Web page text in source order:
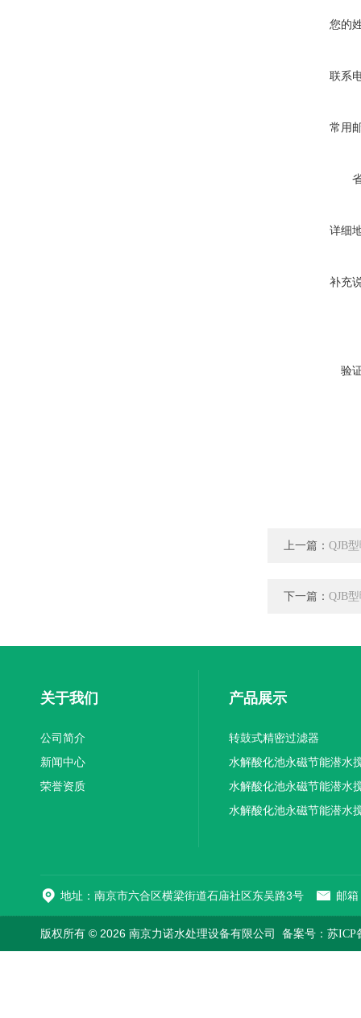
您的
联系
常用
详细
补充
验
上一篇： QJB
下一篇： QJB
关于我们
公司简介
新闻中心
荣誉资质
产品展示
转鼓式精密过滤器
水解酸化池永磁节能潜水
机厂家供应
水解酸化池永磁节能潜水
机厂家直销
水解酸化池永磁节能潜水
地址：南京市六合区横梁街道石庙社区东吴路3号 邮
版权所有 © 2026 南京力诺水处理设备有限公司 备案号：苏ICP